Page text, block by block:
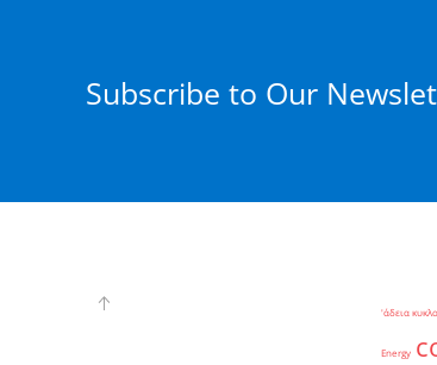
Subscribe to Our
'άδεια
Energy